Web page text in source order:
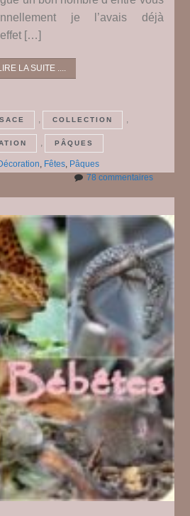
je l’avais déjà
[…]
LA SUITE ....
COLLECTION
PÂQUES
Fêtes Pâques
78 commentairessur
#
2